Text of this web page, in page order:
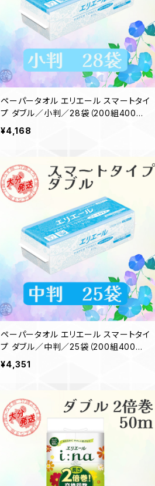
ペーパータオル エリエール スマートタイ
プ ダブル／小判／28袋（200組400枚）
日本製 高品質 お手拭き 業務用 家庭用
お客様用 吸水性 備品 買置き 洗面台 2
¥4,168
ペーパータオル エリエール スマートタイ
プ ダブル／中判／25袋（200組400枚）
日本製 高品質 お手拭き 業務用 家庭用
お客様用 吸水性 備品 買置き 洗面台 2
¥4,351